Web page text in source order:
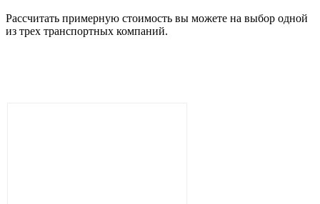
Рассчитать примерную стоимость вы можете на выбор одной
из трех транспортных компаний.